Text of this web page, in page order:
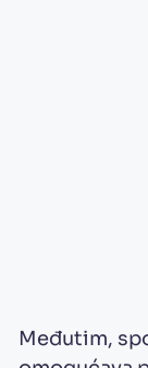
Međutim,